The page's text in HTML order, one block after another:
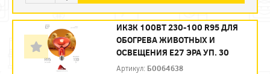
ИКЗК 100ВТ 230-100 R95 ДЛЯ
ОБОГРЕВА ЖИВОТНЫХ И
ОСВЕЩЕНИЯ Е27 ЭРА УП. 30
Артикул: Б0064638